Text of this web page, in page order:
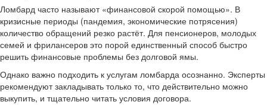
Ломбард часто называют «финансовой скорой помощью». В
кризисные периоды (пандемия, экономические потрясения)
количество обращений резко растёт. Для пенсионеров, молодых
семей и фрилансеров это порой единственный способ быстро
решить финансовые проблемы без долговой ямы.
Однако важно подходить к услугам ломбарда осознанно. Эксперты
рекомендуют закладывать только то, что действительно можно
выкупить, и тщательно читать условия договора.